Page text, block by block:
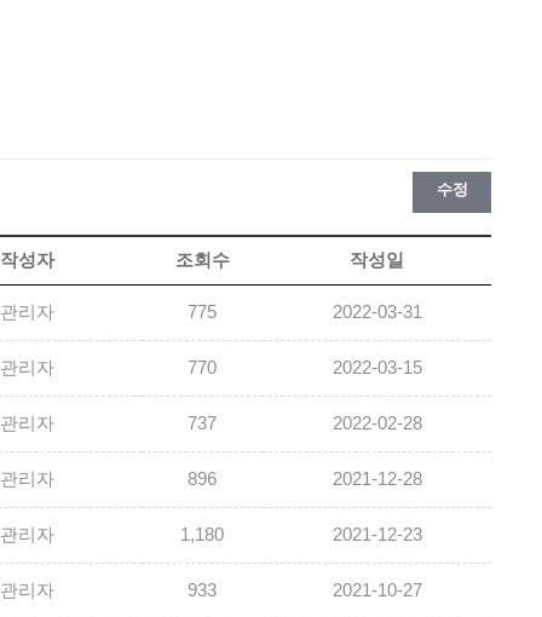
수정
작성자 조회수 작성일
관리자 775 2022-03-31
관리자 770 2022-03-15
관리자 737 2022-02-28
관리자 896 2021-12-28
관리자 1,180 2021-12-23
관리자 933 2021-10-27